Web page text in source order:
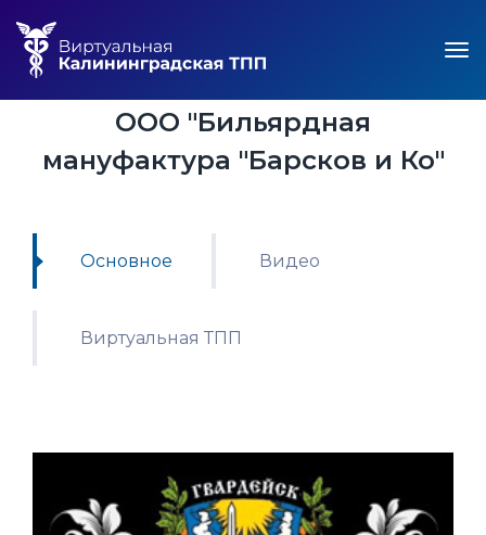
ООО "Бильярдная
мануфактура "Барсков и Ко"
Основное Видео
Виртуальная ТПП